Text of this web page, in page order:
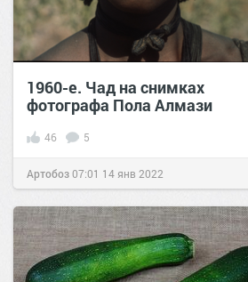
1960-е. Чад на снимках
фотографа Пола Алмази
46 5
Артобоз07:01 14 янв 2022